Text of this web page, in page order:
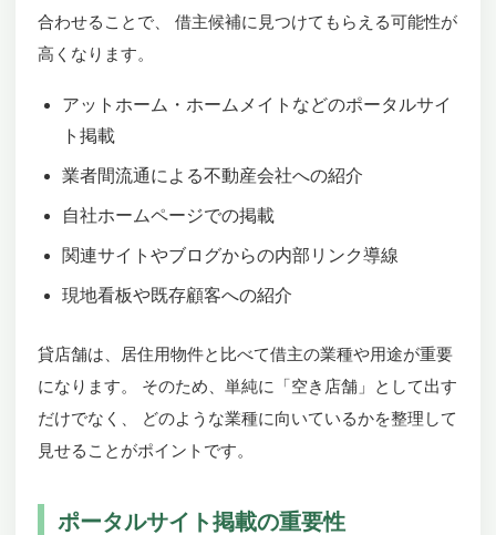
合わせることで、 借主候補に見つけてもらえる可能性が
高くなります。
アットホーム・ホームメイトなどのポータルサイ
ト掲載
業者間流通による不動産会社への紹介
自社ホームページでの掲載
関連サイトやブログからの内部リンク導線
現地看板や既存顧客への紹介
貸店舗は、居住用物件と比べて借主の業種や用途が重要
になります。 そのため、単純に「空き店舗」として出す
だけでなく、 どのような業種に向いているかを整理して
見せることがポイントです。
ポータルサイト掲載の重要性